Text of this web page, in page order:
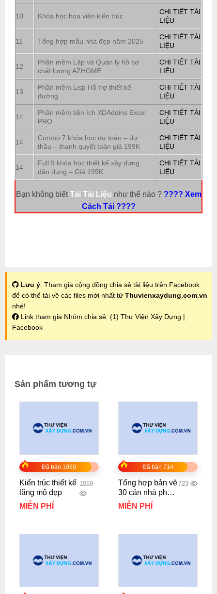
10 Khóa học họa viên kiến trúc
CHI TIẾT TÀI
LIỆU
11 Tổng hợp mẫu nhà đẹp năm 2025
CHI TIẾT TÀI
LIỆU
12
Phần mềm Lập và Quản lý hồ sơ
chất lượng AZHOME
CHI TIẾT TÀI
LIỆU
13
Phần mềm Lisp Hỗ trợ thiết kế
đường
CHI TIẾT TÀI
LIỆU
14
Phần mềm tiện ích XDAddins Excel
PRO
CHI TIẾT TÀI
LIỆU
14
Combo 7 khóa học dự toán – dự
thầu – thanh quyết toán giá 199K
CHI TIẾT TÀI
LIỆU
14
Full 9 khóa học thiết kế xây dựng
dân dụng – Giá 199K
CHI TIẾT TÀI
LIỆU
Bạn không biếtTải Tài Liệu như thế nào ? ???? Xem
Cách Tải ????
Lưu ý: Tham gia cộng đồng chia sẻ tài liệu trên Facebook
để có thể tải về các files mới nhất từ Thuvienxaydung.com.vn
nhé!
Link tham gia Nhóm chia sẻ: (1) Thư Viện Xây Dựng |
Facebook
Sản phẩm tương tự
Đã bán 1060
Kiến trúc thiết kế
lăng mộ đẹp
1069
MIỄN PHÍ
Đã bán 714
Tổng hợp bản vẽ
30 căn nhà phố
mới nhất
723
MIỄN PHÍ